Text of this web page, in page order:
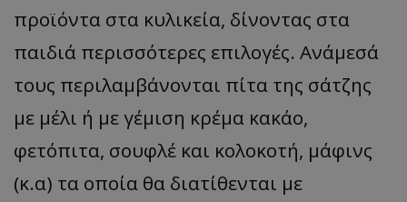
προϊόντα στα κυλικεία, δίνοντας στα
παιδιά περισσότερες επιλογές. Ανάμεσά
τους περιλαμβάνονται πίτα της σάτζης
με μέλι ή με γέμιση κρέμα κακάο,
φετόπιτα, σουφλέ και κολοκοτή, μάφινς
(κ.α) τα οποία θα διατίθενται με